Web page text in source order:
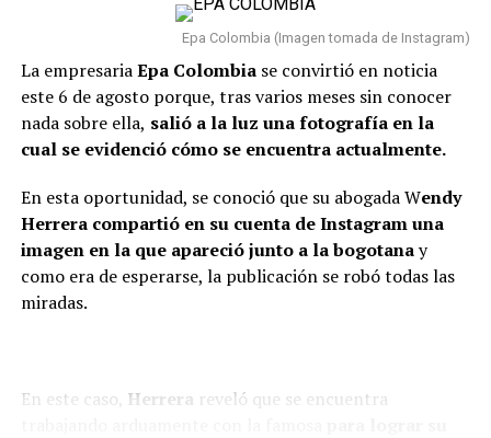
de dos meses, estoy
totalmente tranquilo, estoy
bien. Incluso, para que dejen el
tema ahí también, con la
mamá de la niña estoy bien.
Como se lo dije a ella, tal vez
en algunas vainas no
compaginamos, se acabó lo
confesó.
Epa Colombia (Imagen tomada de Instagram)
La empresariaEpa Colombiase convirtió en noticia
este 6 de agosto porque, tras varios meses sin conocer
nada sobre ella, salió a la luz una fotografía en la
cual se evidenció cómo se encuentra actualmente.
En esta oportunidad, se conoció que su abogada Wendy
Herrera compartió en su cuenta de Instagram una
imagen en la que apareció junto a la bogotanay
como era de esperarse, la publicación se robó todas las
miradas.
En este caso, Herrera reveló que se encuentra